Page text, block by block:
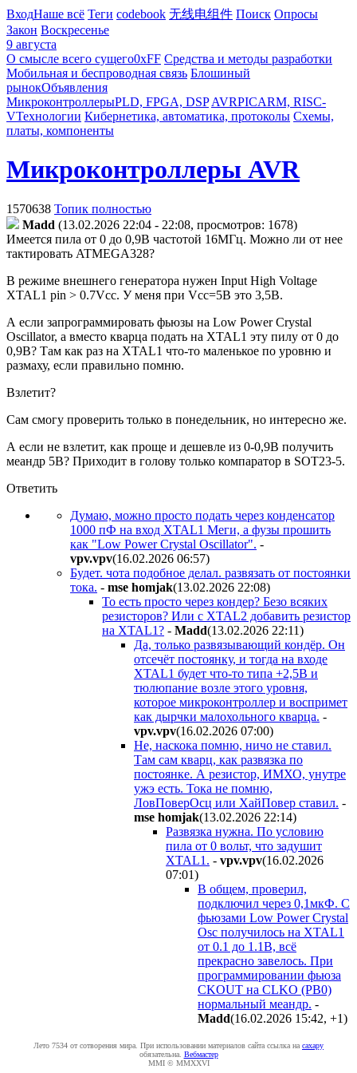
ВходНаше всё Теги codebook 无线电组件 Поиск Опросы
Закон Воскресенье
9 августа
О смысле всего сущего0xFF Средства и методы разработки
Мобильная и беспроводная связь Блошиный
рынокОбъявления
МикроконтроллерыPLD, FPGA, DSP AVRPICARM, RISC-
VТехнологии Кибернетика, автоматика, протоколы Схемы,
платы, компоненты
Микроконтроллеры AVR
1570638 Топик полностью
Madd (13.02.2026 22:04 - 22:08, просмотров: 1678)
Имеется пила от 0 до 0,9В частотой 16МГц. Можно ли от нее
тактировать ATMEGA328?
В режиме внешнего генератора нужен Input High Voltage
XTAL1 pin > 0.7Vсс. У меня при Vcc=5В это 3,5В.
А если запрограммировать фьюзы на Low Power Crystal
Oscillator, а вместо кварца подать на XTAL1 эту пилу от 0 до
0,9В? Там как раз на XTAL1 что-то маленькое по уровню и
размаху, если правильно помню.
Взлетит?
Сам смогу проверить только в понедельник, но интересно же.
А если не взлетит, как проще и дешевле из 0-0,9В получить
меандр 5В? Приходит в голову только компаратор в SOT23-5.
Ответить
Думаю, можно просто подать через конденсатор
1000 пФ на вход XTAL1 Меги, а фузы прошить
как "Low Power Crystal Oscillator". -
vpv.vpv(16.02.2026 06:57)
Будет. чота подобное делал. развязать от постоянки
тока. - mse homjak(13.02.2026 22:08)
То есть просто через кондер? Безо всяких
резисторов? Или с XTAL2 добавить резистор
на XTAL1? - Madd(13.02.2026 22:11)
Да, только развязывающий кондёр. Он
отсечёт постоянку, и тогда на входе
XTAL1 будет что-то типа +2,5В и
тюлюпание возле этого уровня,
которое микроконтроллер и воспримет
как дырчки малохольного кварца. -
vpv.vpv(16.02.2026 07:00)
Не, наскока помню, ничо не ставил.
Там сам кварц, как развязка по
постоянке. А резистор, ИМХО, унутре
ужэ есть. Тока не помню,
ЛовПоверОсц или ХайПовер ставил. -
mse homjak(13.02.2026 22:14)
Развязка нужна. По условию
пила от 0 вольт, что задушит
XTAL1. - vpv.vpv(16.02.2026
07:01)
В общем, проверил,
подключил через 0,1мкФ. С
фьюзами Low Power Crystal
Osc получилось на XTAL1
от 0.1 до 1.1В, всё
прекрасно завелось. При
программировании фьюза
CKOUT на CLKO (PB0)
нормальный меандр. -
Madd(16.02.2026 15:42, +1)
Лето 7534 от сотворения мира. При использовании материалов сайта ссылка на caxapу
обязательна. Вебмастер
MMI © MMXXVI